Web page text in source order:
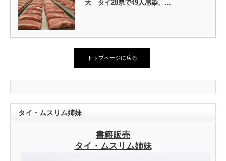
大 タイ28県で49人感染、…
トップページに戻る
タイ・ムスリム姉妹
書籍販売
タイ・ムスリム姉妹